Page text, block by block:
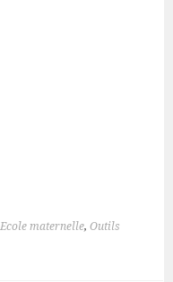
Ecole maternelle,Outils